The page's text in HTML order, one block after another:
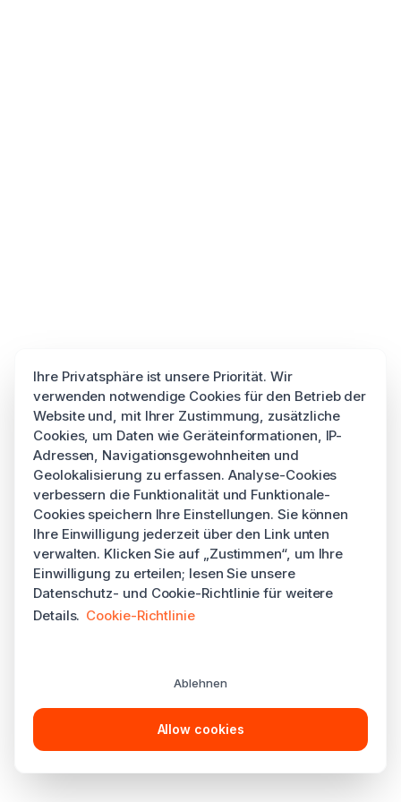
Ihre Privatsphäre ist unsere Priorität. Wir
verwenden notwendige Cookies für den Betrieb der
Website und, mit Ihrer Zustimmung, zusätzliche
Cookies, um Daten wie Geräteinformationen, IP-
Adressen, Navigationsgewohnheiten und
Geolokalisierung zu erfassen. Analyse-Cookies
verbessern die Funktionalität und Funktionale-
Cookies speichern Ihre Einstellungen. Sie können
Ihre Einwilligung jederzeit über den Link unten
verwalten. Klicken Sie auf „Zustimmen“, um Ihre
Einwilligung zu erteilen; lesen Sie unsere
Datenschutz- und Cookie-Richtlinie für weitere
Details. Cookie-Richtlinie
Ablehnen
Allow cookies